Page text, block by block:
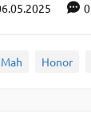
0
Mah Honor